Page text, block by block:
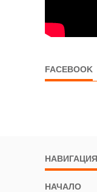
FACEBOOK
НАВИГАЦИЯ
НАЧАЛО